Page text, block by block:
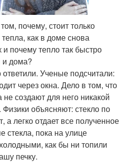
почему, стоит только
как в доме снова
почему тепло так быстро
и дома?
Ученые подсчитали:
через окна. Дело в том, что
создают для него никакой
объясняют: стекло по
а легко отдает все полученное
стекла, пока на улице
как бы ни топили
печку.